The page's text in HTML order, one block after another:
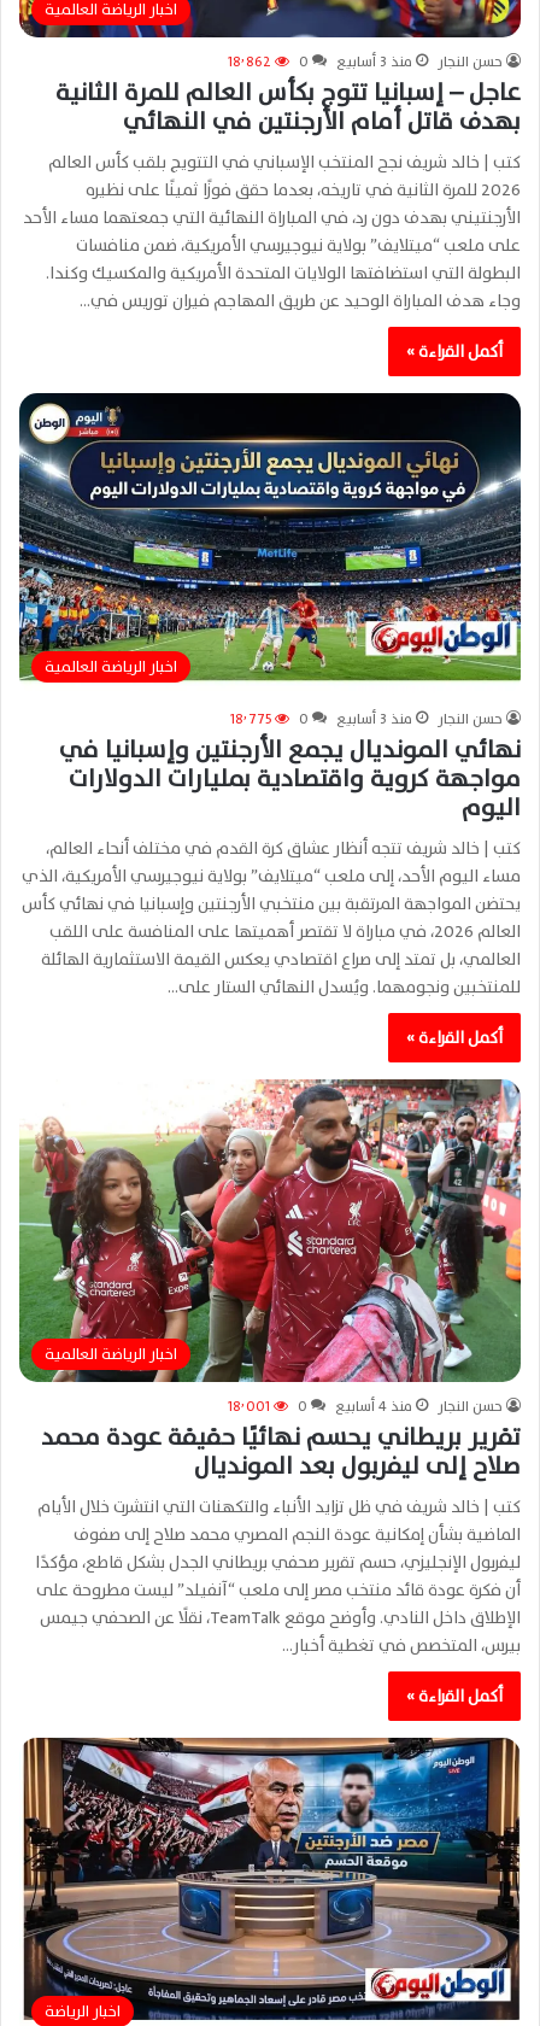
اخبار الرياضة العالمية
حسن النجار منذ 3 أسابيع 0 18٬862
عاجل – إسبانيا تتوج بكأس العالم للمرة الثانية
بهدف قاتل أمام الأرجنتين في النهائي
كتب | خالد شريف نجح المنتخب الإسباني في التتويج بلقب كأس العالم
2026 للمرة الثانية في تاريخه، بعدما حقق فوزًا ثمينًا على نظيره
الأرجنتيني بهدف دون رد، في المباراة النهائية التي جمعتهما مساء الأحد
على ملعب “ميتلايف” بولاية نيوجيرسي الأمريكية، ضمن منافسات
البطولة التي استضافتها الولايات المتحدة الأمريكية والمكسيك وكندا.
وجاء هدف المباراة الوحيد عن طريق المهاجم فيران توريس في…
أكمل القراءة »
اخبار الرياضة العالمية
حسن النجار منذ 3 أسابيع 0 18٬775
نهائي المونديال يجمع الأرجنتين وإسبانيا في
مواجهة كروية واقتصادية بمليارات الدولارات
اليوم
كتب | خالد شريف تتجه أنظار عشاق كرة القدم في مختلف أنحاء العالم،
مساء اليوم الأحد، إلى ملعب “ميتلايف” بولاية نيوجيرسي الأمريكية، الذي
يحتضن المواجهة المرتقبة بين منتخبي الأرجنتين وإسبانيا في نهائي كأس
العالم 2026، في مباراة لا تقتصر أهميتها على المنافسة على اللقب
العالمي، بل تمتد إلى صراع اقتصادي يعكس القيمة الاستثمارية الهائلة
للمنتخبين ونجومهما. ويُسدل النهائي الستار على…
أكمل القراءة »
اخبار الرياضة العالمية
حسن النجار منذ 4 أسابيع 0 18٬001
تقرير بريطاني يحسم نهائيًا حقيقة عودة محمد
صلاح إلى ليفربول بعد المونديال
كتب | خالد شريف في ظل تزايد الأنباء والتكهنات التي انتشرت خلال الأيام
الماضية بشأن إمكانية عودة النجم المصري محمد صلاح إلى صفوف
ليفربول الإنجليزي، حسم تقرير صحفي بريطاني الجدل بشكل قاطع، مؤكدًا
أن فكرة عودة قائد منتخب مصر إلى ملعب “آنفيلد” ليست مطروحة على
الإطلاق داخل النادي. وأوضح موقع TeamTalk، نقلًا عن الصحفي جيمس
بيرس، المتخصص في تغطية أخبار…
أكمل القراءة »
اخبار الرياضة